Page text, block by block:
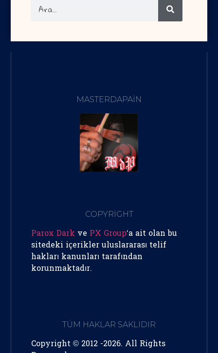
MASTERDAPAIN
COPYRİGHT
Parox Dark ve PX Group‘a ait olan bu
sitedeki içerikler uluslararası telif
hakları kanunları tarafından
korunmaktadır.
TÜM HAKLAR SAKLIDIR
Copyright © 2012 -2026. All Rights